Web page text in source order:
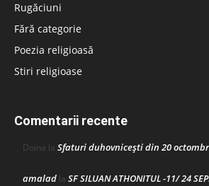
Rugăciuni
Fără categorie
Poezia religioasă
Stiri religioase
Comentarii recente
Doina la Sfaturi duhovnicești din 20
amalad la SF SILUAN ATHONITUL -11/ 24